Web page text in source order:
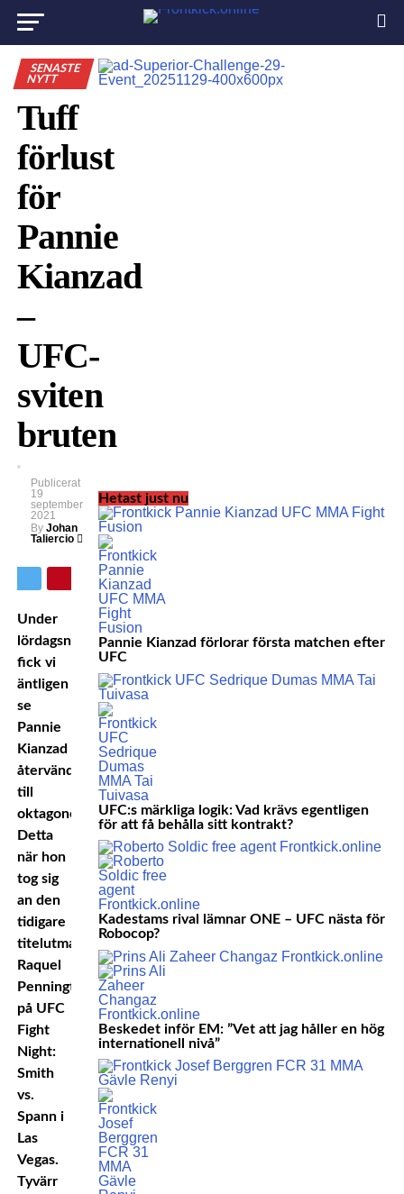
SENASTE
NYTT
Tuff
förlust
för
Pannie
Kianzad
–
UFC-
sviten
bruten
Publicerat
19
september
2021
By Johan
Taliercio
Under
lördagsnatten
fick vi
äntligen
se
Pannie
Kianzad
återvända
till
oktagonen.
Detta
när hon
tog sig
an den
tidigare
titelutmanaren
Raquel
Pennington
på UFC
Fight
Night:
Smith
vs.
Spann i
Las
Vegas.
Tyvärr
Hetast just nu
Pannie Kianzad förlorar första matchen efter
UFC
UFC:s märkliga logik: Vad krävs egentligen
för att få behålla sitt kontrakt?
Kadestams rival lämnar ONE – UFC nästa för
Robocop?
Beskedet inför EM: ”Vet att jag håller en hög
internationell nivå”